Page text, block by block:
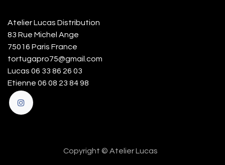
Atelier Lucas Distribution
83 Rue Michel Ange
75016 Paris France
tortugapro75@gmail.com
Lucas 06 33 86 26 03
Etienne 06 08 23 84 98
Copyright © Atelier Lucas